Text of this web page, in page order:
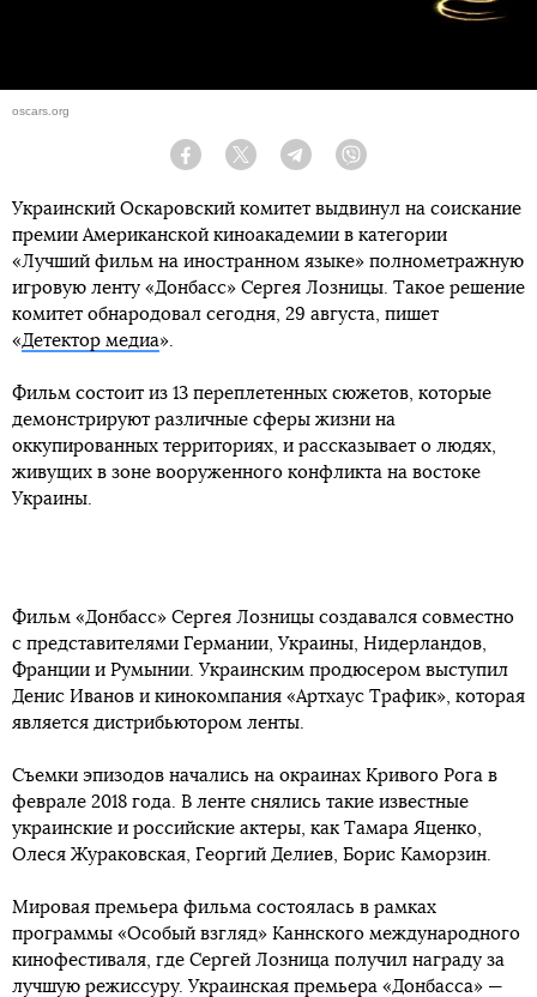
oscars.org
Facebook Twitter Telegram
Украинский Оскаровский комитет выдвинул на соискание
премии Американской киноакадемии в категории
«Лучший фильм на иностранном языке» полнометражную
игровую ленту «Донбасс» Сергея Лозницы. Такое решение
комитет обнародовал сегодня, 29 августа, пишет
«Детектор медиа».
Фильм состоит из 13 переплетенных сюжетов, которые
демонстрируют различные сферы жизни на
оккупированных территориях, и рассказывает о людях,
живущих в зоне вооруженного конфликта на востоке
Украины.
Фильм «Донбасс» Сергея Лозницы создавался совместно
с представителями Германии, Украины, Нидерландов,
Франции и Румынии. Украинским продюсером выступил
Денис Иванов и кинокомпания «Артхаус Трафик», которая
является дистрибьютором ленты.
Съемки эпизодов начались на окраинах Кривого Рога в
феврале 2018 года. В ленте снялись такие известные
украинские и российские актеры, как Тамара Яценко,
Олеся Жураковская, Георгий Делиев, Борис Каморзин.
Мировая премьера фильма состоялась в рамках
программы «Особый взгляд» Каннского международного
кинофестиваля, где Сергей Лозница получил награду за
лучшую режиссуру. Украинская премьера «Донбасса» —